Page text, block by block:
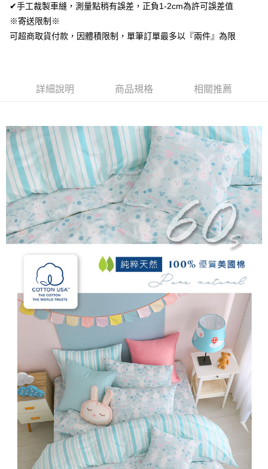
便利好安心！
１．簡單：不需註冊會員、不需綁卡、不需儲值。
２．便利：只要手機號碼，簡訊認證，即可結帳。
３．安心：先確認商品／服務後，再付款。
２．訂單成立數日內，您將收到繳費通知簡訊。
購買商品的店家。未經商家同意取消之訂單仍視為有效，需透過AFTEE先享
後付繳納相關費用。
※ 交易是否成功請以「AFTEE先享後付 」之結帳頁面顯示為準，若有關於
是否繳費成功／繳費後需取消欲退款等相關疑問，請聯繫「AFTEE先享後付
客戶支援中心」https://netprotections.freshdesk.com/support/home
【注意事項】
１．透過由恩沛科技股份有限公司提供之「AFTEE先享後付」服務完成之交
易，需依本服務之必要範圍內提供個人資料，並將交易相關給付款項請求債
權轉讓予恩沛科技股份有限公司。
２．關於個人資料處理事宜，請瀏覽以下網址：
https://aftee.tw/terms/#terms3
３．未成年的使用者請事先徵得法定代理人或監護人之同意方可使用
「AFTEE先享後付」，若未經同意申辦者引起之損失，本公司不負相關責
４．使用「AFTEE先享後付」時，將依據個別帳號之用戶狀況，依本公司即
時審查核予不同之上限額度；若仍有額度不足之情形，本公司將視審查結果
請求用戶進行身份認證。
５．嚴禁一人註冊多個帳號或使用他人資訊註冊。若發現惡意使用之情形，
恩沛科技股份有限公司將有權停止該用戶之使用額度並採取法律行動。
運送方式
全家取貨付款
每筆NT$60，滿NT$499(含以上)免運費
付款後7-11取貨
每筆NT$60，滿NT$499(含以上)免運費
宅配
每筆NT$100，滿NT$499(含以上)免運費
離島宅配
✔手工裁製車縫，測量點稍有誤差，正負1-2cm為許可誤差值
※寄送限制※
可超商取貨付款，因體積限制，單筆訂單最多以『兩件』為限
詳細說明 商品規格 相關推薦